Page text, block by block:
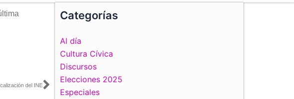
del INESiguiente
Categorías
Al día
Cultura Cívica
Discursos
Elecciones 2025
Especiales